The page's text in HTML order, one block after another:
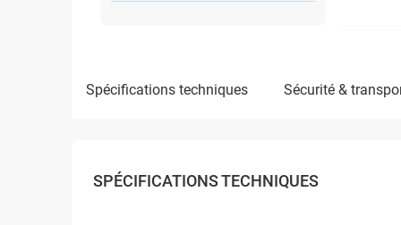
spécifications techniques sécurité &
SPÉCIFICATIONS TECHNIQUES